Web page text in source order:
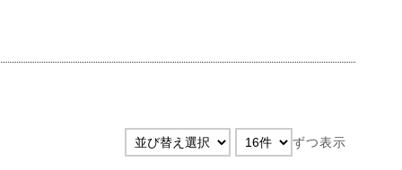
ずつ表示